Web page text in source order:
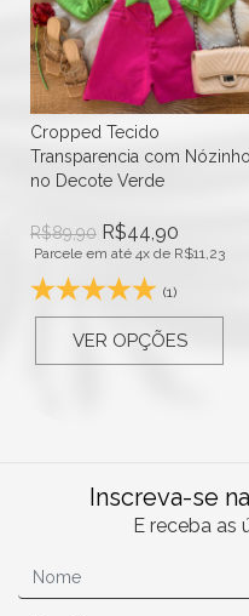
Cropped Tecido
Transparencia com Nózinho
no Decote Verde
R$89,90 R$44,90
Parcele em até 4x de R$11,23
(1)
VER OPÇÕES
Inscreva-se
E receba as